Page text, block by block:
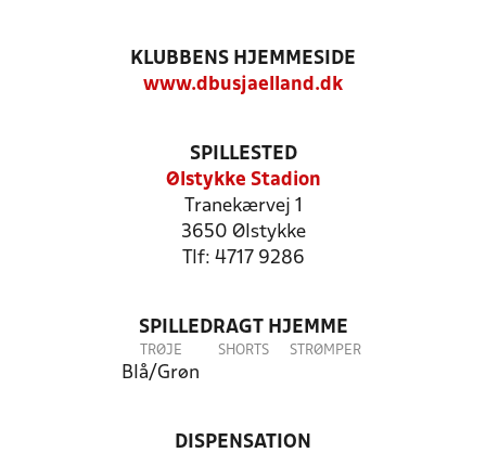
KLUBBENS HJEMMESIDE
www.dbusjaelland.dk
SPILLESTED
Ølstykke Stadion
Tranekærvej 1
3650 Ølstykke
Tlf: 4717 9286
SPILLEDRAGT HJEMME
TRØJE
Blå/Grøn
SHORTS STRØMPER
DISPENSATION